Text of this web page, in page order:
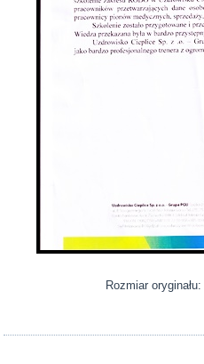
Rozmiar oryginału: